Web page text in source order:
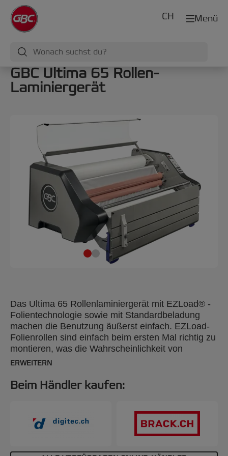
Menü
CH
GBC Ultima 65 Rollen-
Laminiergerät
Das Ultima 65 Rollenlaminiergerät mit EZLoad® -
Folientechnologie sowie mit Standardbeladung
machen die Benutzung äußerst einfach. EZLoad-
Folienrollen sind einfach beim ersten Mal richtig zu
montieren, was die Wahrscheinlichkeit von
Folienumschlägen stark reduziert. Ultima 65 ist die
A1 bis hin zu Klassenfotos.
ERWEITERN
Beim Händler kaufen: